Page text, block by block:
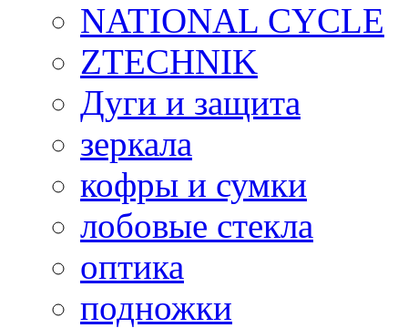
NATIONAL CYCLE
ZTECHNIK
Дуги и защита
зеркала
кофры и сумки
лобовые стекла
оптика
подножки